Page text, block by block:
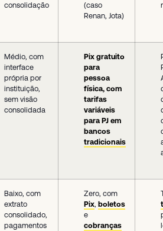
consolidação
(caso
Renan, Jota)
Médio, com
interface
própria por
instituição,
sem visão
consolidada
Pix gratuito
para
pessoa
física, com
tarifas
variáveis
para PJ em
bancos
tradicionais
Baixo, com
extrato
consolidado,
pagamentos
Zero, com
Pix, boletos
e
cobranças